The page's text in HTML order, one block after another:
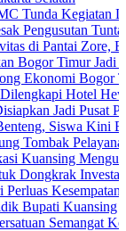
Demi
Tuntas Kasus
Zore, Bea Cukai
Jadi Pusat
Bogor Timur
Hewan dan
Pusat
Kini Belajar
Pelayanan
Menguat
Investasi
Kerja